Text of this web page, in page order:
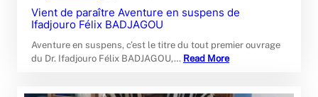
Vient de paraître Aventure en suspens de
Ifadjouro Félix BADJAGOU
Aventure en suspens, c’est le titre du tout premier ouvrage
du Dr. Ifadjouro Félix BADJAGOU,… Read More